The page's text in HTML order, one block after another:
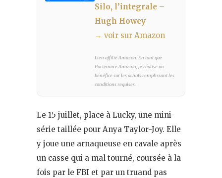
Silo, l’integrale –
Hugh Howey
→ voir sur Amazon
Lien affilié Amazon. En tant que
Partenaire Amazon, je réalise un
bénéfice sur les achats remplissant les
conditions requises.
Le 15 juillet, place à Lucky, une mini-
série taillée pour Anya Taylor-Joy. Elle
y joue une arnaqueuse en cavale après
un casse qui a mal tourné, coursée à la
fois par le FBI et par un truand pas